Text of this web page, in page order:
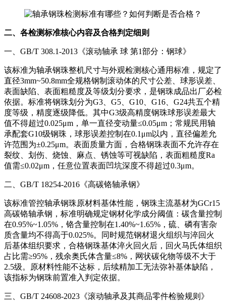
二、各检测标准核心内容及合格判定细则
一、GB/T 308.1-2013《滚动轴承 球 第1部分：钢球》
该标准为轴承钢珠整机尺寸与外观检测核心通用标准，规定了
直径3mm~50.8mm全规格钢制滚动体的尺寸公差、球形误差、
表面缺陷、表面粗糙度及等级划分要求，是钢珠成品出厂必检
依据。标准将钢珠划分为G3、G5、G10、G16、G24共五个精
度等级，精度逐级降低。其中G3级高精度钢珠球形误差最大
值不得超过0.025μm，单一直径变动量≤0.05μm；常规民用轴
承配套G10级钢珠，球形误差控制在0.1μm以内，直径偏差允
许范围为±0.25μm。表面质量方面，合格钢珠表面不允许存在
裂纹、划伤、烧蚀、麻点、锈蚀等可视缺陷，表面粗糙度Ra
值需≤0.02μm，任意位置表面凹坑深度不得超过0.3μm。
二、GB/T 18254-2016《高碳铬轴承钢》
该标准管控轴承钢珠原材料基体性能，钢珠主流基材为GCr15
高碳铬轴承钢，标准明确规定钢材化学成分阈值：碳含量控制
在0.95%~1.05%，铬含量控制在1.40%~1.65%，硫、磷有害杂
质含量均不得高于0.025%。同时规范钢材退火组织与淬回火
后基体组织要求，合格钢珠基体淬火回火后，回火马氏体组织
占比需≥95%，残余奥氏体含量≤8%，网状碳化物等级不大于
2.5级。原材料性能不达标，后续精加工无法弥补基体缺陷，
该指标为钢珠前置准入判定依据。
三、GB/T 24608-2023《滚动轴承及其商品零件检验规则》